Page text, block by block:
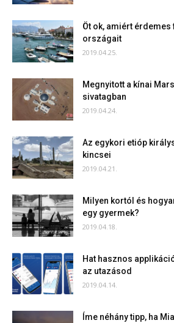
Öt ok, amiért
országait
2019.04.25.
Megnyitott a kínai
sivatagban
2019.04.24.
Az egykori etióp
kincsei
2019.04.21.
Milyen kortól és
egy gyermek?
2019.04.18.
Hat hasznos
az utazásod
2019.04.14.
Íme néhány tipp, ha